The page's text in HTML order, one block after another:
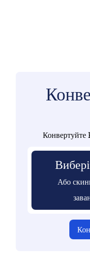
Конвертуйте
Або